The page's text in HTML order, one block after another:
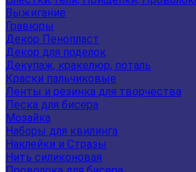
Выжигание
Гравюры
Декор Пенопласт
Декор для поделок
Декупаж, кракелюр, поталь
Краски пальчиковые
Ленты и резинка для творчества
Леска для бисера
Мозайка
Наборы для квилинга
Наклейки и Стразы
Нить силиконовая